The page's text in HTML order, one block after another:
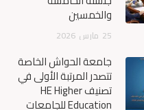
والخمسين
25 مارس 2026
جامعة الحواش الخاصة
تتصدر المرتبة الأولى في
تصنيف HE Higher
Education للجامعات